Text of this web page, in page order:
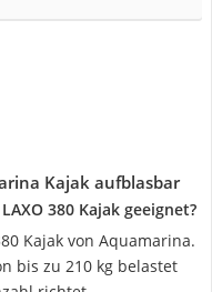
Kajak aufblasbar
380 Kajak geeignet?
Kajak von Aquamarina.
bis zu 210 kg belastet